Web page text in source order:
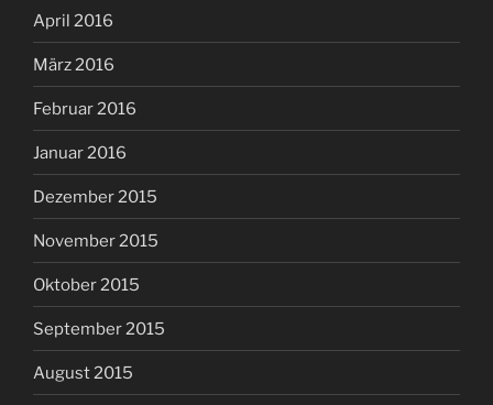
April 2016
März 2016
Februar 2016
Januar 2016
Dezember 2015
November 2015
Oktober 2015
September 2015
August 2015